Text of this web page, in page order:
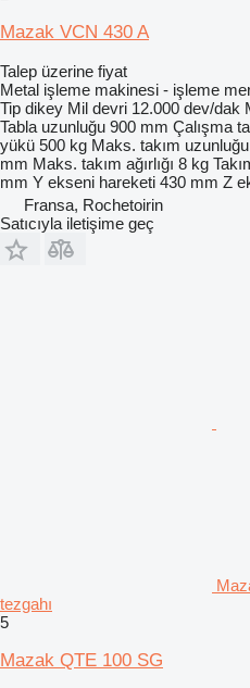
Mazak VCN 430 A
Talep üzerine fiyat
Metal işleme makinesi - işleme
Tip dikey Mil devri 12.000 dev/dak
Tabla uzunluğu 900 mm Çalışma
yükü 500 kg Maks. takım uzunluğu
mm Maks. takım ağırlığı 8 kg
mm Y ekseni hareketi 430 mm Z
Fransa, Rochetoirin
Satıcıyla iletişime geç
tezgahı
5
Mazak QTE 100 SG